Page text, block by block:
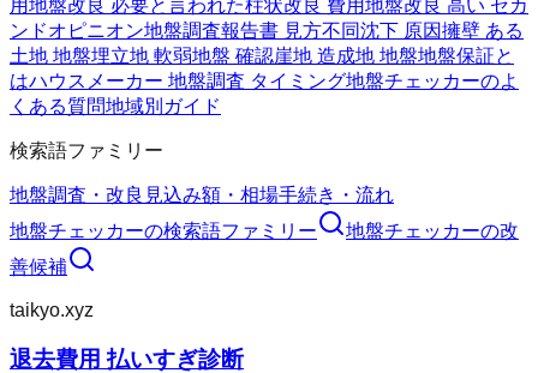
用地盤改良 必要と言われた柱状改良 費用地盤改良 高い セカ
ンドオピニオン地盤調査報告書 見方不同沈下 原因擁壁 ある
土地 地盤埋立地 軟弱地盤 確認崖地 造成地 地盤地盤保証と
はハウスメーカー 地盤調査 タイミング地盤チェッカーのよ
くある質問地域別ガイド
検索語ファミリー
地盤調査・改良 見込み額・相場手続き・流れ
地盤チェッカーの検索語ファミリー 地盤チェッカーの改
善候補
taikyo.xyz
退去費用 払いすぎ診断